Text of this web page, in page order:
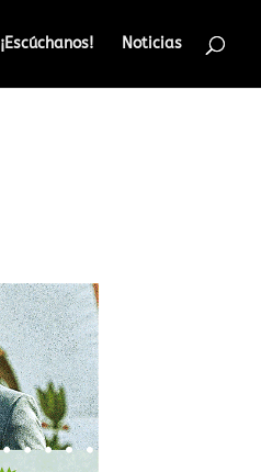
¡Escúchanos! Noticias